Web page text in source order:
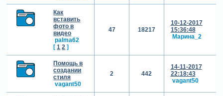
Как
вставить
фото в
видео
palma62
[ 1 2 ]
47 18217
10-12-2017
15:36:48
Марина_2
Помощь в
создании
стиля
vagant50
2 442
14-11-2017
22:18:43
vagant50